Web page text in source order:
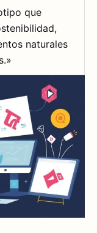
que
naturales